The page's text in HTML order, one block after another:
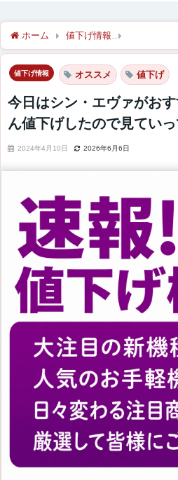
ホーム 値下げ情報
値下げ情報 オススメ 値下げ
今日はシン・エヴァがお
ん値下げしたので見てい
2024年4月10日 2026年6月6日